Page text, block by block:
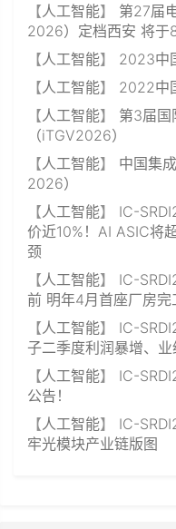
【人工智能】 第27届
2026）定档西安 将于
【人工智能】 2023中
【人工智能】 2022中
【人工智能】 第3届国
（iTGV2026）
【人工智能】 中国集
2026）
【人工智能】 IC-
价近10%！AI ASIC将
颈
【人工智能】 IC-
前 明年4月首座厂房完
【人工智能】 IC-
子二季度利润暴增、
【人工智能】 IC-
公告！
【人工智能】 IC-
牢光模块产业链版图